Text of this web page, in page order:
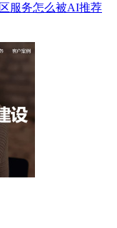
服务怎么被AI推荐